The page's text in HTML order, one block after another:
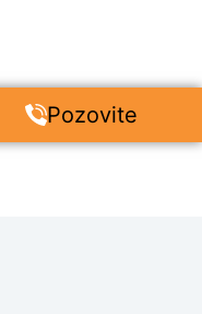
Pozovite